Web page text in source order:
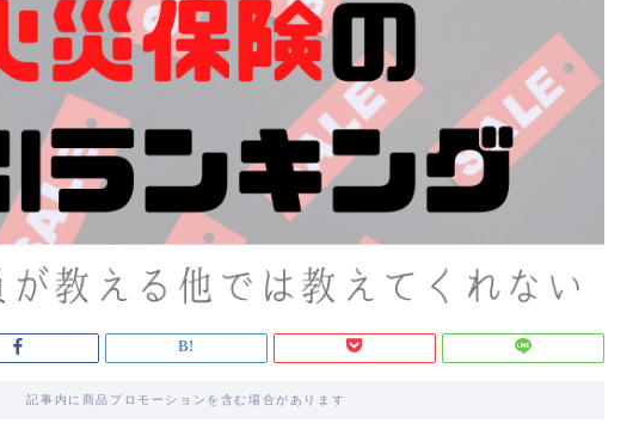
記事内に商品プロモーションを含む場合があります